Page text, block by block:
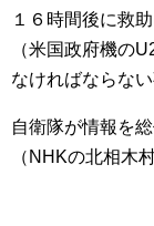
１６時間後に救
（米国政府機の
なければならな
自衛隊が情報を
（NHKの北相木